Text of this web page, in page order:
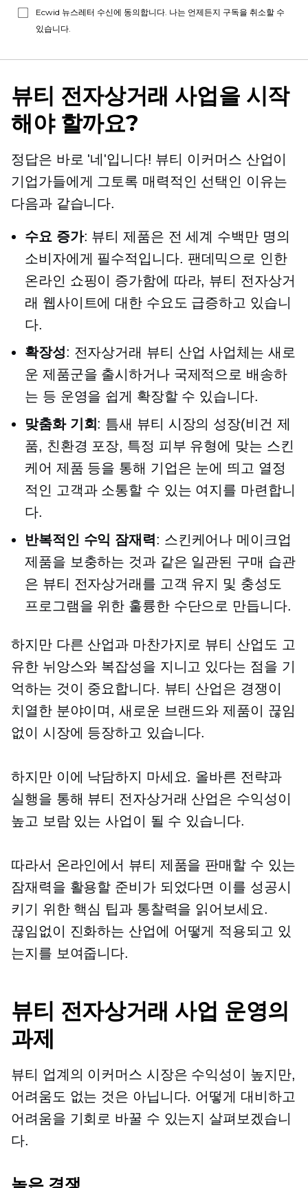
Ecwid 뉴스레터 수신에 동의합니다. 나는 언제든지 구독을 취소할 수
있습니다.
뷰티 전자상거래 사업을 시작
해야 할까요?
정답은 바로 '네'입니다! 뷰티 이커머스 산업이
기업가들에게 그토록 매력적인 선택인 이유는
다음과 같습니다.
수요 증가: 뷰티 제품은 전 세계 수백만 명의
소비자에게 필수적입니다. 팬데믹으로 인한
온라인 쇼핑이 증가함에 따라, 뷰티 전자상거
래 웹사이트에 대한 수요도 급증하고 있습니
다.
확장성: 전자상거래 뷰티 산업 사업체는 새로
운 제품군을 출시하거나 국제적으로 배송하
는 등 운영을 쉽게 확장할 수 있습니다.
맞춤화 기회: 틈새 뷰티 시장의 성장(비건 제
품, 친환경 포장, 특정 피부 유형에 맞는 스킨
케어 제품 등을 통해 기업은 눈에 띄고 열정
적인 고객과 소통할 수 있는 여지를 마련합니
다.
반복적인 수익 잠재력: 스킨케어나 메이크업
제품을 보충하는 것과 같은 일관된 구매 습관
은 뷰티 전자상거래를 고객 유지 및 충성도
프로그램을 위한 훌륭한 수단으로 만듭니다.
하지만 다른 산업과 마찬가지로 뷰티 산업도 고
유한 뉘앙스와 복잡성을 지니고 있다는 점을 기
억하는 것이 중요합니다. 뷰티 산업은 경쟁이
치열한 분야이며, 새로운 브랜드와 제품이 끊임
없이 시장에 등장하고 있습니다.
하지만 이에 낙담하지 마세요. 올바른 전략과
실행을 통해 뷰티 전자상거래 산업은 수익성이
높고 보람 있는 사업이 될 수 있습니다.
따라서 온라인에서 뷰티 제품을 판매할 수 있는
잠재력을 활용할 준비가 되었다면 이를 성공시
키기 위한 핵심 팁과 통찰력을 읽어보세요.
끊임없이 진화하는 산업에 어떻게 적용되고 있
는지를 보여줍니다.
뷰티 전자상거래 사업 운영의
과제
뷰티 업계의 이커머스 시장은 수익성이 높지만,
어려움도 없는 것은 아닙니다. 어떻게 대비하고
어려움을 기회로 바꿀 수 있는지 살펴보겠습니
다.